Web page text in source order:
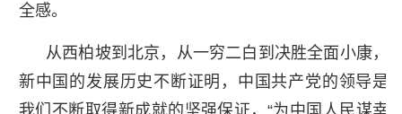
全感。
从西柏坡到北京，从一穷二白到决胜全面小康，
新中国的发展历史不断证明，中国共产党的领导是
我们不断取得新成就的坚强保证，“为中国人民谋幸